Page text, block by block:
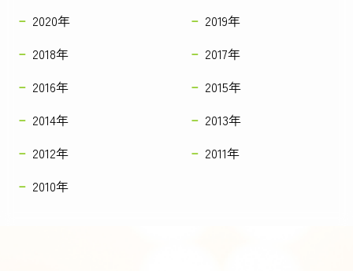
2020年
2019年
2018年
2017年
2016年
2015年
2014年
2013年
2012年
2011年
2010年